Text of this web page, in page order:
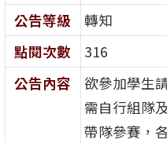
公告等級
轉知
點閱次數
316
公告內容
欲參加學生
需自行組隊
帶隊參賽，